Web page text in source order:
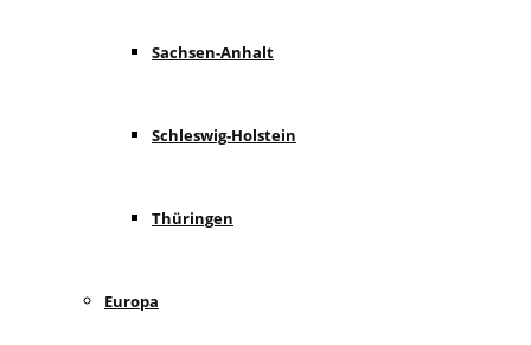
Sachsen-Anhalt
Schleswig-Holstein
Thüringen
Europa